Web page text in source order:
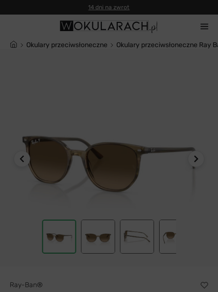
14 dni na zwrot
Okulary przeciwsłoneczne Okulary przeciwsłoneczne Ray
Ray-Ban®